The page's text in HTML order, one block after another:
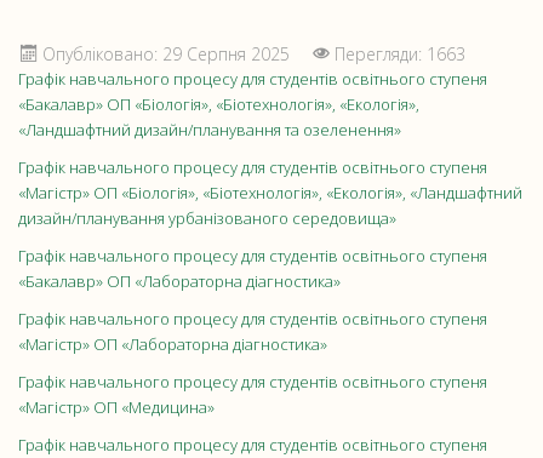
Опубліковано: 29 Серпня 2025 Перегляди: 1663
Графік навчального процесу для студентів освітнього ступеня
«Бакалавр» ОП «Біологія», «Біотехнологія», «Екологія»,
«Ландшафтний дизайн/планування та озеленення»
Графік навчального процесу для студентів освітнього ступеня
«Магістр» ОП «Біологія», «Біотехнологія», «Екологія», «Ландшафтний
дизайн/планування урбанізованого середовища»
Графік навчального процесу для студентів освітнього ступеня
«Бакалавр» ОП «Лабораторна діагностика»
Графік навчального процесу для студентів освітнього ступеня
«Магістр» ОП «Лабораторна діагностика»
Графік навчального процесу для студентів освітнього ступеня
«Магістр» ОП «Медицина»
Графік навчального процесу для студентів освітнього ступеня